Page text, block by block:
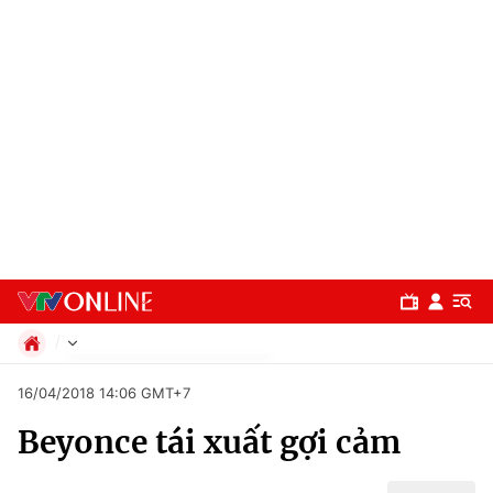
Chuyên mục
Xã hội
Pháp luật
16/04/2018 14:06 GMT+7
Beyonce tái xuất gợi cảm